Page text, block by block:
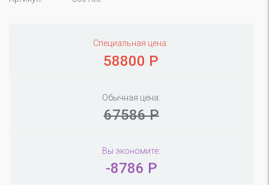
Специальная цена:
58800 Р
Обычная цена:
67586 Р
Вы экономите:
-8786 Р